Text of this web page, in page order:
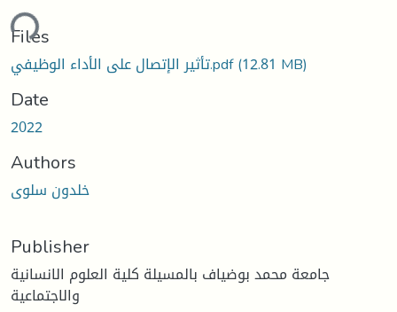
Files
تأثير الإتصال على الأداء الوظيفي.pdf(12.81 MB)
Date
2022
Authors
خلدون سلوى
Publisher
جامعة محمد بوضياف بالمسيلة كلية العلوم الانسانية
والاجتماعية